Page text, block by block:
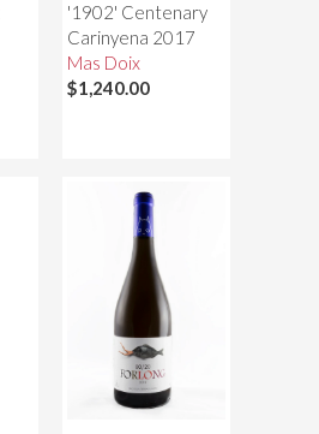
'1902' Centenary
Carinyena 2017
Mas Doix
$1,240.00